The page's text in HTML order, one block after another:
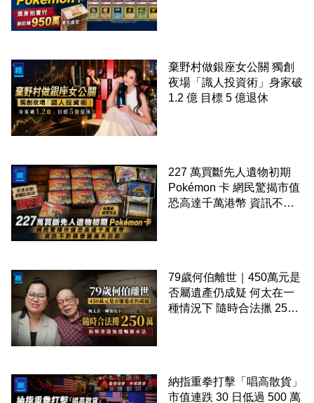
棄野村做銀座女公關 獨創
夜場「識人投資術」身家破
1.2 億 目標 5 億退休
227 萬買斷先人遺物初期
Pokémon 卡 網民驚揭市值
恐高達千萬港幣 資訊不對
79歲何伯離世｜450萬元是
否屬遺產仍成疑 何太在一
種情況下 隨時合法擸 250
納指重拳打擊「唱高散貨」
市值連跌 30 日低過 500 萬